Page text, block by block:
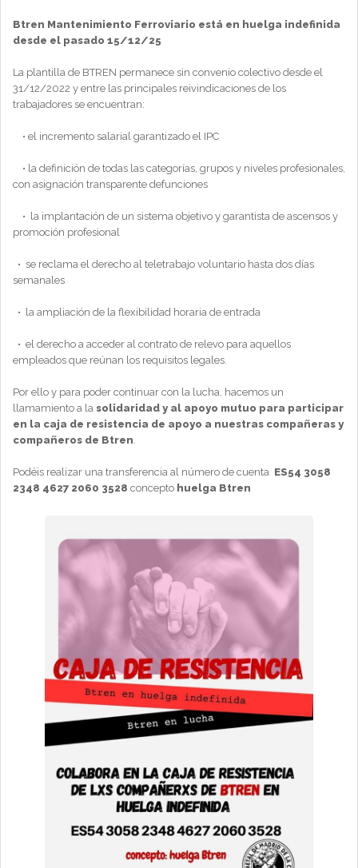
Btren Mantenimiento Ferroviario está en huelga indefinida
desde el pasado 15/12/25
La plantilla de BTREN permanece sin convenio colectivo desde el
31/12/2022 y entre las principales reivindicaciones de los
trabajadores se encuentran:
• el incremento salarial garantizado el IPC
• la definición de todas las categorías, grupos y niveles profesionales,
con asignación transparente defunciones
• la implantación de un sistema objetivo y garantista de ascensos y
promoción profesional
• se reclama el derecho al teletrabajo voluntario hasta dos días
semanales
• la ampliación de la flexibilidad horaria de entrada
• ⁠el derecho a acceder al contrato de relevo para aquellos
empleados que reúnan los requisitos legales.
Por ello y para poder continuar con la lucha, hacemos un
llamamiento a la solidaridad y al apoyo mutuo para participar
en la caja de resistencia de apoyo a nuestras compañeras y
compañeros de Btren.
Podéis realizar una transferencia al número de cuenta ES54 3058
2348 4627 2060 3528 concepto huelga Btren